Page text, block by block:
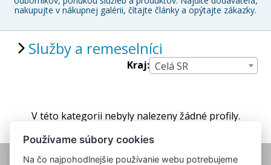
nakupujte v nákupnej galérii, čítajte články a opýtajte zákazky.
Služby a remeselníci
Kraj: Celá SR
V této kategorii nebyly nalezeny žádné profily.
Používame súbory cookies
Na čo najpohodlnejšie používanie webu potrebujeme